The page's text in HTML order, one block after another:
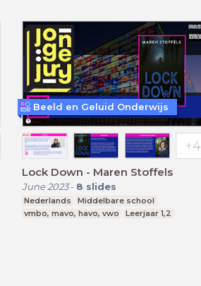
Lock Down - Maren Stoffels
June 2023- 8 slides
Nederlands
Middelbare school
vmbo, mavo, havo, vwo
Leerjaar 1,2
Beeld en Geluid Onderwijs